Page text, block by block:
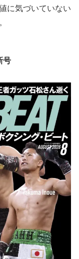
に気づいていない
号